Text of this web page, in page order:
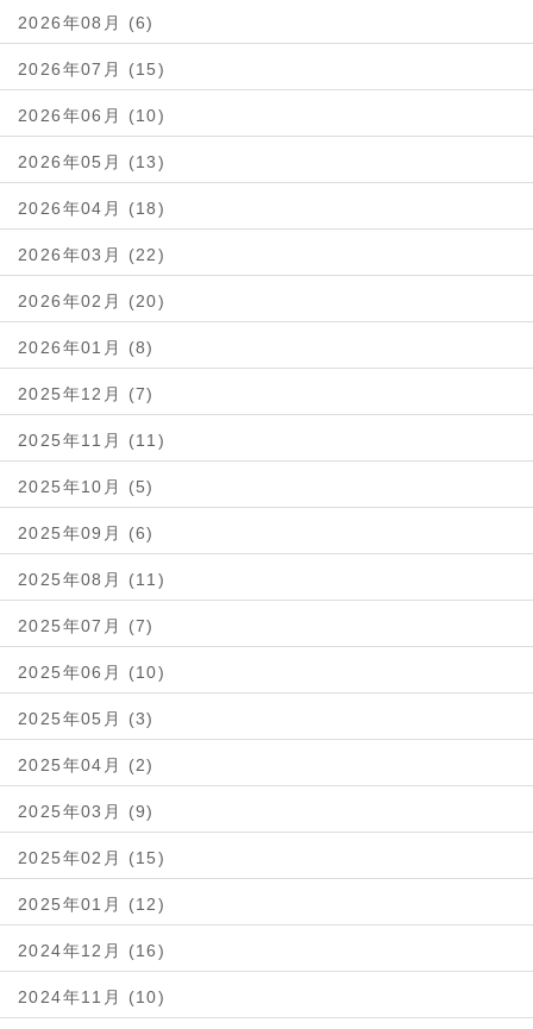
2026年08月 (6)
2026年07月 (15)
2026年06月 (10)
2026年05月 (13)
2026年04月 (18)
2026年03月 (22)
2026年02月 (20)
2026年01月 (8)
2025年12月 (7)
2025年11月 (11)
2025年10月 (5)
2025年09月 (6)
2025年08月 (11)
2025年07月 (7)
2025年06月 (10)
2025年05月 (3)
2025年04月 (2)
2025年03月 (9)
2025年02月 (15)
2025年01月 (12)
2024年12月 (16)
2024年11月 (10)